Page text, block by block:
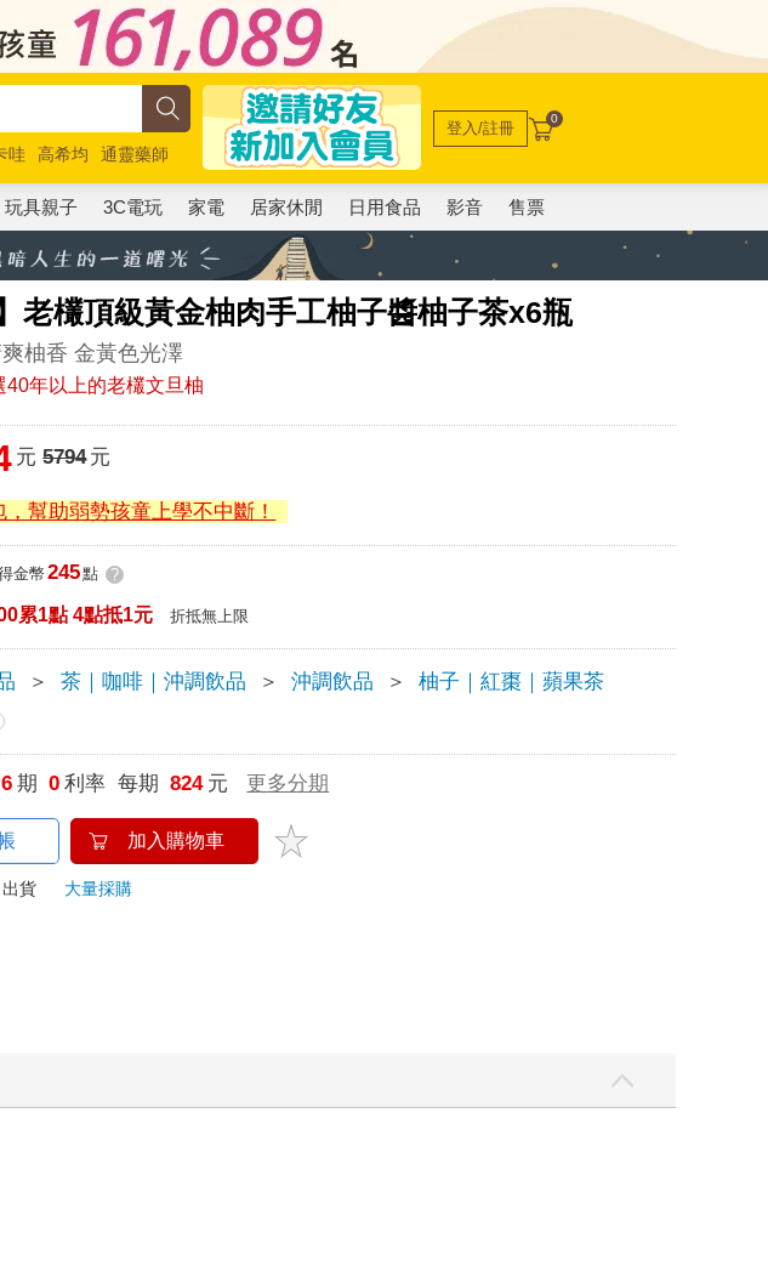
哇 高希均
通靈藥師
登入/註冊 0
玩具親子 3C電玩 家電 居家休閒 日用食品 影音 售票
老欉頂級黃金柚肉手工柚子醬柚子茶x6瓶
柚香 金黃色光澤
年以上的老欉文旦柚
元 5794元
幫助弱勢孩童上學不中斷！
金幣 245點 ?
累1點 4點抵1元 折抵無上限
＞ 茶｜咖啡｜沖調飲品 ＞ 沖調飲品 ＞ 柚子｜紅棗｜蘋果茶
6 期 0 利率 每期 824 元 更多分期
加入購物車
貨 大量採購